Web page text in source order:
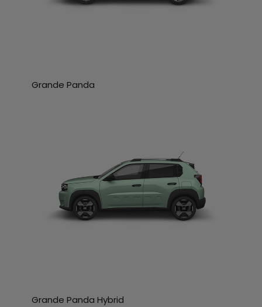
Grande Panda
Grande Panda Hybrid